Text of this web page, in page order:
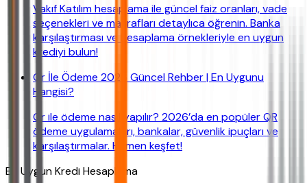
Vakıf Katılım hesaplama ile güncel faiz oranları, vade
seçenekleri ve masrafları detaylıca öğrenin. Banka
karşılaştırması ve hesaplama örnekleriyle en uygun
krediyi bulun!
Qr İle Ödeme 2026 Güncel Rehber | En Uygunu
Hangisi?
Qr ile ödeme nasıl yapılır? 2026’da en popüler QR
ödeme uygulamaları, bankalar, güvenlik ipuçları ve
karşılaştırmalar. Hemen keşfet!
En Uygun Kredi Hesaplama